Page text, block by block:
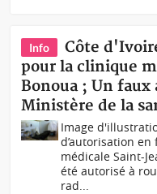
Info
Côte
pour la clinique
Bonoua ; Un
Ministère de la
Image
d’autorisation
médicale Saint-
été autorisé à
rad...